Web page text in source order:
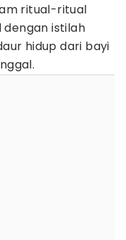
ritual-ritual
dengan istilah
hidup dari bayi